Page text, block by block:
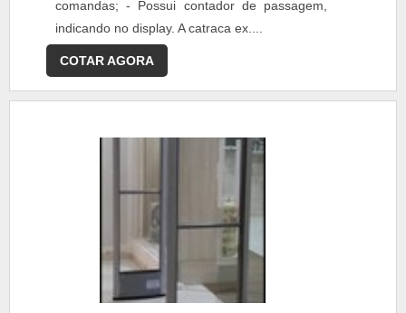
comandas; - Possui contador de passagem,
indicando no display. A catraca ex....
COTAR AGORA